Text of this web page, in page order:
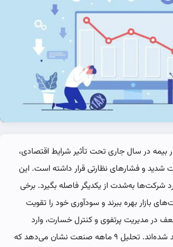
بیمه در سال جاری تحت تأثیر شرایط اقتصادی،
شدید و فشارهای نظارتی قرار داشته است. این
شرکت‌ها به‌شدت از یکدیگر فاصله بگیرد. برخی
بازار بهره ببرند و سودآوری خود را تقویت
در مدیریت پرتفوی و کنترل خسارت، وارد
دوره‌ای از زیان و افت شدید شده‌اند. تحلیل ۹ ماهه صنعت نشان می‌دهد که